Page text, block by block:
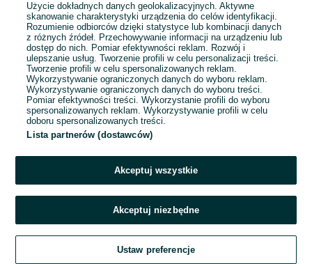
Przejdź na stronę główną
Użycie dokładnych danych geolokalizacyjnych. Aktywne
skanowanie charakterystyki urządzenia do celów identyfikacji.
Rozumienie odbiorców dzięki statystyce lub kombinacji danych
z różnych źródeł. Przechowywanie informacji na urządzeniu lub
dostęp do nich. Pomiar efektywności reklam. Rozwój i
ulepszanie usług. Tworzenie profili w celu personalizacji treści.
Tworzenie profili w celu spersonalizowanych reklam.
Wykorzystywanie ograniczonych danych do wyboru reklam.
Wykorzystywanie ograniczonych danych do wyboru treści.
Pomiar efektywności treści. Wykorzystanie profili do wyboru
spersonalizowanych reklam. Wykorzystywanie profili w celu
doboru spersonalizowanych treści.
Lista partnerów (dostawców)
Akceptuj wszystkie
Akceptuj niezbędne
Ustaw preferencje